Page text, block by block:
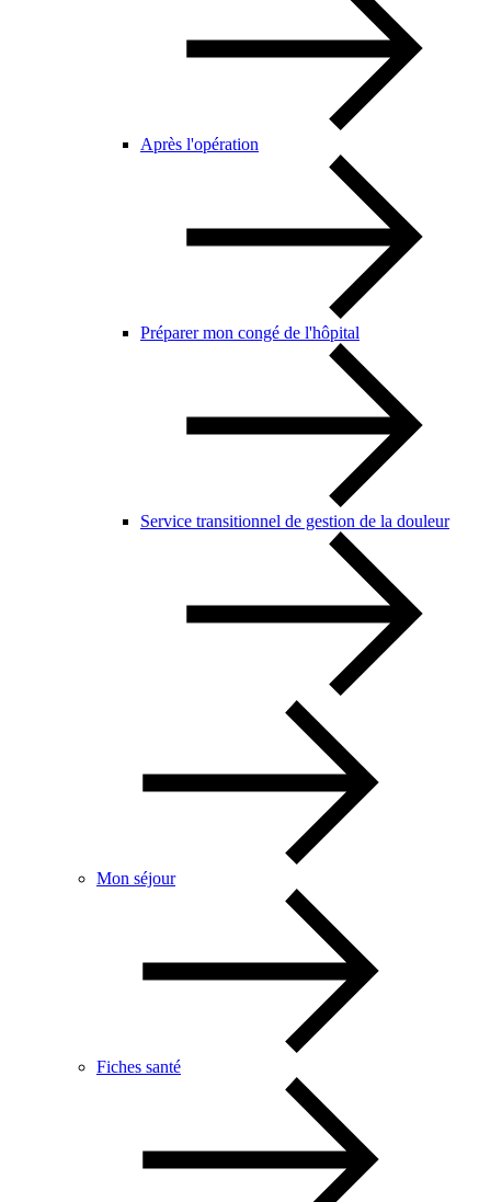
Après l'opération
Préparer mon congé de l'hôpital
Service transitionnel de gestion de la douleur
Mon séjour
Fiches santé